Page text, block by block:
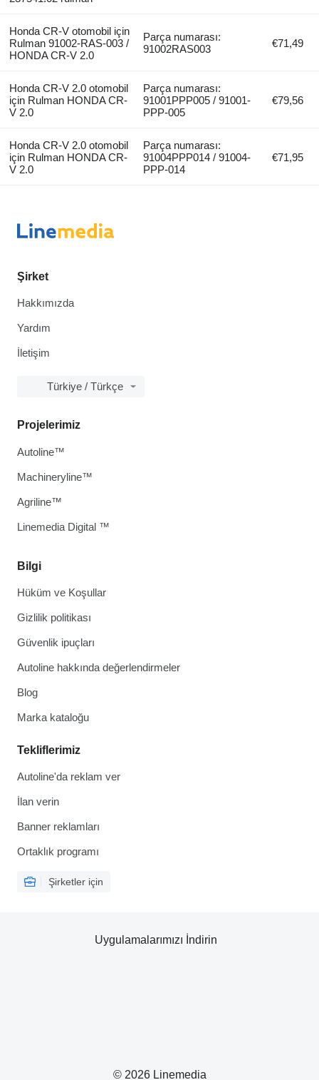
Honda CR-V otomobil için
Rulman 91002-RAS-003 /
HONDA CR-V 2.0
Parça numarası:
91002RAS003
€71,49
Honda CR-V 2.0 otomobil
için Rulman HONDA CR-
V 2.0
Parça numarası:
91001PPP005 / 91001-
PPP-005
€79,56
Honda CR-V 2.0 otomobil
için Rulman HONDA CR-
V 2.0
Parça numarası:
91004PPP014 / 91004-
PPP-014
€71,95
Şirket
Hakkımızda
Yardım
İletişim
Türkiye / Türkçe
Bilgi
Hüküm ve Koşullar
Gizlilik politikası
Güvenlik ipuçları
Autoline hakkında değerlendirmeler
Blog
Marka kataloğu
Tekliflerimiz
Autoline'da reklam ver
İlan verin
Banner reklamları
Ortaklık programı
Şirketler için
Projelerimiz
Autoline™
Machineryline™
Agriline™
Linemedia Digital ™
© 2026 Linemedia
Uygulamalarımızı İndirin